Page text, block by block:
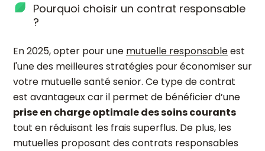
Pourquoi choisir un contrat responsable
?
En 2025, opter pour une mutuelle responsableest
l'une des meilleures stratégies pour économiser sur
votre mutuelle santé senior. Ce type de contrat
est avantageux car il permet de bénéficier d’une
prise en charge optimale des soins courants
tout en réduisant les frais superflus. De plus, les
mutuelles proposant des contrats responsables